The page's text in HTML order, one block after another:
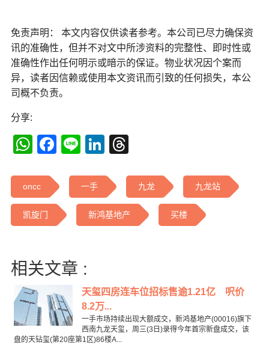
免责声明： 本文内容仅供读者参考。本公司已尽力确保资
讯的准确性，但并不对文中所涉资料的完整性、即时性或
准确性作出任何明示或暗示的保证。物业状况因个案而
异，读者因信赖或使用本文资讯而引致的任何损失，本公
司概不负责。
分享:
WhatsApp
Facebook
LineLinkedIn
oncc 一手 九龙 九龙站
凯旋门 新鸿基地产 买楼
相关文章 :
天玺四房连车位招标售逾1.21亿 呎价
8.2万...
一手市场持续出现大额成交，新鸿基地产(00016)旗下
西南九龙天玺，周三(3日)录得今年首宗新盘成交，该
盘的天钻玺(第20座第1区)86楼A...